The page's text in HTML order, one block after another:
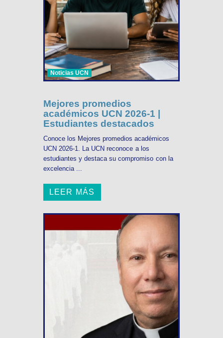
Noticias UCN
Mejores promedios
académicos UCN 2026-1 |
Estudiantes destacados
Conoce los Mejores promedios académicos
UCN 2026-1. La UCN reconoce a los
estudiantes y destaca su compromiso con la
excelencia ...
LEER MÁS